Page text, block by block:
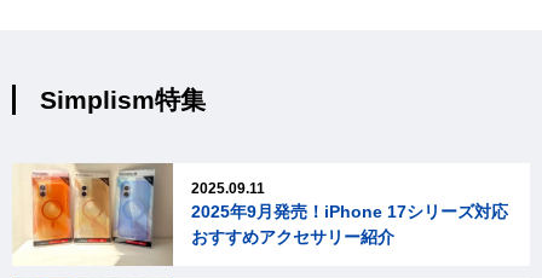
Simplism特集
2025.09.11
2025年9月発売！iPhone 17シリーズ対応
おすすめアクセサリー紹介